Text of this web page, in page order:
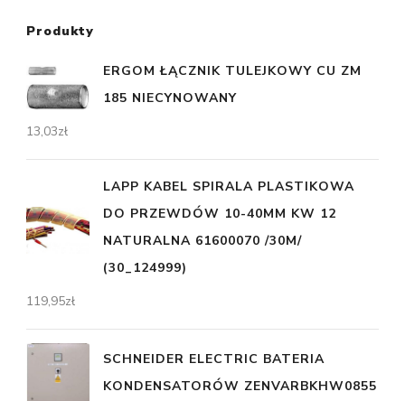
Produkty
ERGOM ŁĄCZNIK TULEJKOWY CU ZM
185 NIECYNOWANY
13,03zł
LAPP KABEL SPIRALA PLASTIKOWA
DO PRZEWDÓW 10-40MM KW 12
NATURALNA 61600070 /30M/
(30_124999)
119,95zł
SCHNEIDER ELECTRIC BATERIA
KONDENSATORÓW ZENVARBKHW0855